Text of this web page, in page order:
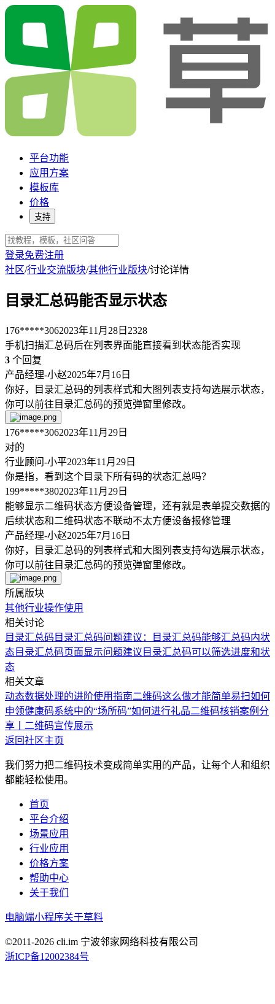
平台功能
应用方案
模板库
价格
支持
登录免费注册
社区/行业交流版块/其他行业版块/讨论详情
目录汇总码能否显示状态
176*****3062023年11月28日 2328
手机扫描汇总码后在列表界面能直接看到状态能否实现
3 个回复
产品经理-小赵2025年7月16日
你好，目录汇总码的列表样式和大图列表支持勾选展示状态，
你可以前往目录汇总码的预览弹窗里修改。
176*****3062023年11月29日
对的
行业顾问-小平2023年11月29日
你是指，看到这个目录下所有码的状态汇总吗？
199*****3802023年11月29日
能够显示二维码状态方便设备管理，还有就是表单提交数据的
后续状态和二维码状态不联动不太方便设备报修管理
产品经理-小赵2025年7月16日
你好，目录汇总码的列表样式和大图列表支持勾选展示状态，
你可以前往目录汇总码的预览弹窗里修改。
所属版块
其他行业操作使用
相关讨论
目录汇总码 目录汇总码问题建议：目录汇总码能够汇总码内状
态目录汇总码页面显示问题建议目录汇总码可以筛选进度和状
态
相关文章
动态数据处理的进阶使用指南二维码这么做才能简单易扫如何
申领健康码系统中的“场所码”如何进行礼品二维码核销案例分
享丨二维码宣传展示
返回社区主页
我们努力把二维码技术变成简单实用的产品，让每个人和组织
都能轻松使用。
首页
平台介绍
场景应用
行业应用
价格方案
帮助中心
关于我们
电脑端小程序关于草料
©2011-2026 cli.im 宁波邻家网络科技有限公司
浙ICP备12002384号